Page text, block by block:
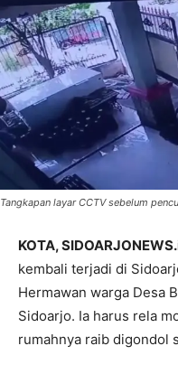
Tangkapan layar CCTV sebelum
KOTA,
kembali terjadi di
Hermawan warga Desa
Sidoarjo. Ia harus rela
rumahnya raib digondol